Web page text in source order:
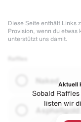
Diese Seite enthält Links
Provision, wenn du etwas
unterstützt uns damit.
Naked
Asphaltgold
Aktuell
Sobald
listen wir